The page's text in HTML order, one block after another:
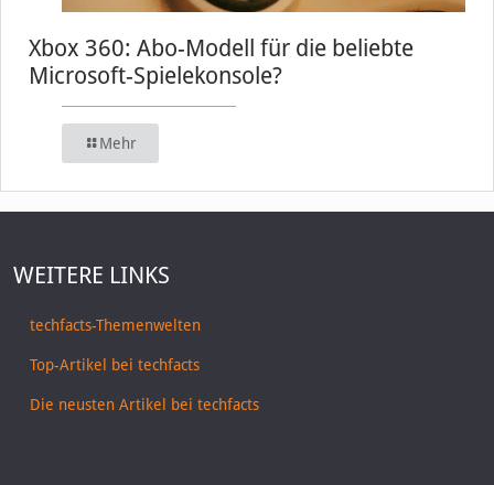
Xbox 360: Abo-Modell für die beliebte
Microsoft-Spielekonsole?
Mehr
WEITERE LINKS
techfacts-Themenwelten
Top-Artikel bei techfacts
Die neusten Artikel bei techfacts